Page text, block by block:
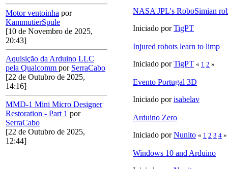
Motor ventoinha por
KammutierSpule
[10 de Novembro de 2025,
20:43]
Aquisição da Arduino LLC
pela Qualcomm por SerraCabo
[22 de Outubro de 2025,
14:16]
MMD-1 Mini Micro Designer
Restoration - Part 1 por
SerraCabo
[22 de Outubro de 2025,
12:44]
NASA JPL's RoboSimian
Iniciado porTigPT
Injured robots learn to limp
Iniciado porTigPT « 1 2 »
Evento Portugal 3D
Iniciado porisabelav
Arduino Zero
Iniciado porNunito « 1 2 3 4 »
Windows 10 and Arduino